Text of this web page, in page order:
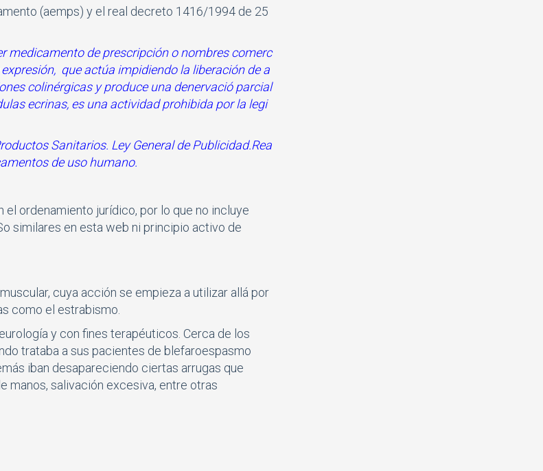
(aemps) y el real decreto 1416/1994 de 25
medicamento de prescripción o nombres comerc
que actúa impidiendo la liberación de a
colinérgicas y produce una denervació parcial
ecrinas, es una actividad prohibida por la legi
Sanitarios. Ley General de Publicidad.Rea
de uso humano.
ordenamiento jurí­dico, por lo que no incluye
similares en esta web ni principio activo de
cuya acción se empieza a utilizar allá por
como el estrabismo.
y con fines terapéuticos. Cerca de los
trataba a sus pacientes de blefaroespasmo
iban desapareciendo ciertas arrugas que
manos, salivación excesiva, entre otras